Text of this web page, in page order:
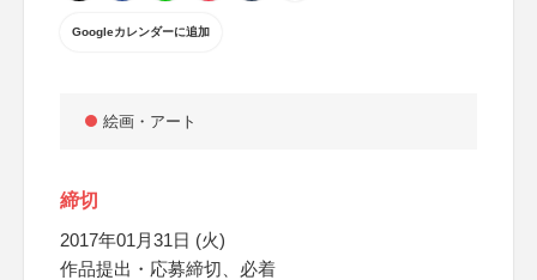
Googleカレンダーに追加
絵画・アート
締切
2017年01月31日 (火)
作品提出・応募締切、必着